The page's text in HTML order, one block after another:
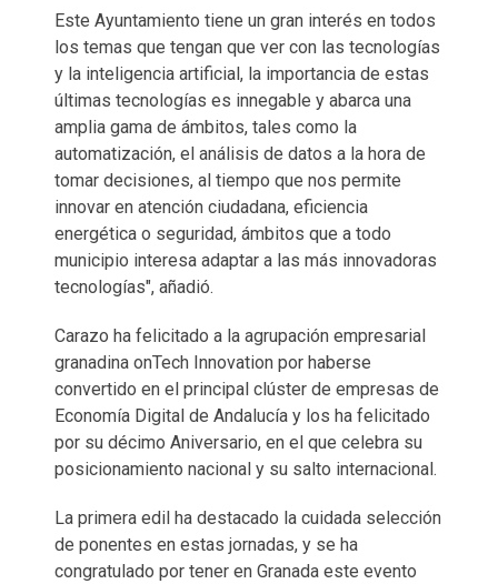
Este Ayuntamiento tiene un gran interés en todos
los temas que tengan que ver con las tecnologías
y la inteligencia artificial, la importancia de estas
últimas tecnologías es innegable y abarca una
amplia gama de ámbitos, tales como la
automatización, el análisis de datos a la hora de
tomar decisiones, al tiempo que nos permite
innovar en atención ciudadana, eficiencia
energética o seguridad, ámbitos que a todo
municipio interesa adaptar a las más innovadoras
tecnologías", añadió.
Carazo ha felicitado a la agrupación empresarial
granadina onTech Innovation por haberse
convertido en el principal clúster de empresas de
Economía Digital de Andalucía y los ha felicitado
por su décimo Aniversario, en el que celebra su
posicionamiento nacional y su salto internacional.
La primera edil ha destacado la cuidada selección
de ponentes en estas jornadas, y se ha
congratulado por tener en Granada este evento